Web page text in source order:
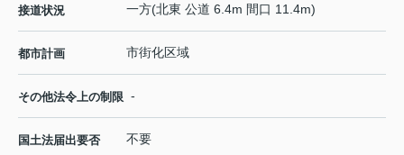
接道状況 一方(北東 公道 6.4m 間口 11.4m)
都市計画 市街化区域
その他法令上の制限 -
国土法届出要否 不要